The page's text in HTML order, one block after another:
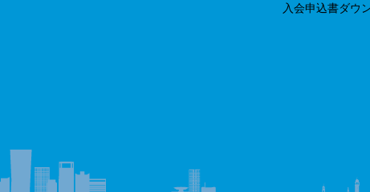
入会申込書ダウ